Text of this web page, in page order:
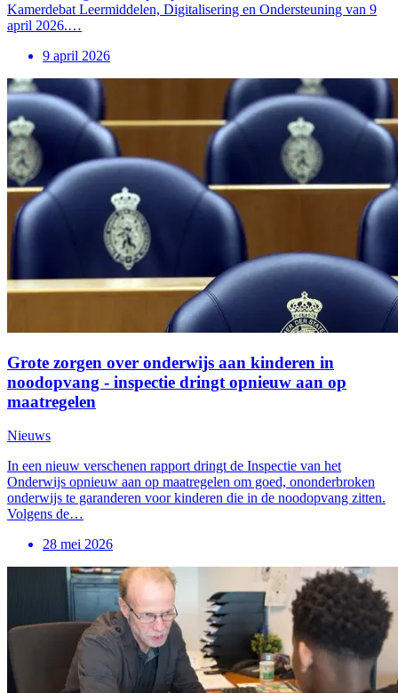
Kamerdebat Leermiddelen, Digitalisering en Ondersteuning van 9
april 2026.…
9 april 2026
Grote zorgen over onderwijs aan kinderen in
noodopvang - inspectie dringt opnieuw aan op
maatregelen
Nieuws
In een nieuw verschenen rapport dringt de Inspectie van het
Onderwijs opnieuw aan op maatregelen om goed, ononderbroken
onderwijs te garanderen voor kinderen die in de noodopvang zitten.
Volgens de…
28 mei 2026